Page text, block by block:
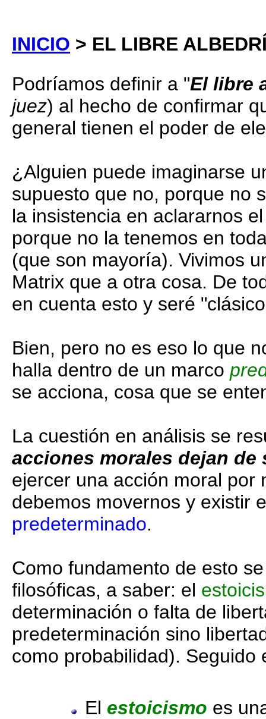
INICIO > EL LIBRE
Podríamos definir a "El libre
juez) al hecho de confirmar
general tienen el poder de
¿Alguien puede imaginarse
supuesto que no, porque no
la insistencia en aclararnos
porque no la tenemos en
(que son mayoría). Vivimos
Matrix que a otra cosa. De
en cuenta esto y seré
Bien, pero no es eso lo que
halla dentro de un marco
se acciona, cosa que se
La cuestión en análisis se
acciones morales dejan de
ejercer una acción moral
debemos movernos y existir
predeterminado.
Como fundamento de esto
filosóficas, a saber: el
determinación o falta de
predeterminación sino
como probabilidad).
El estoicismo es